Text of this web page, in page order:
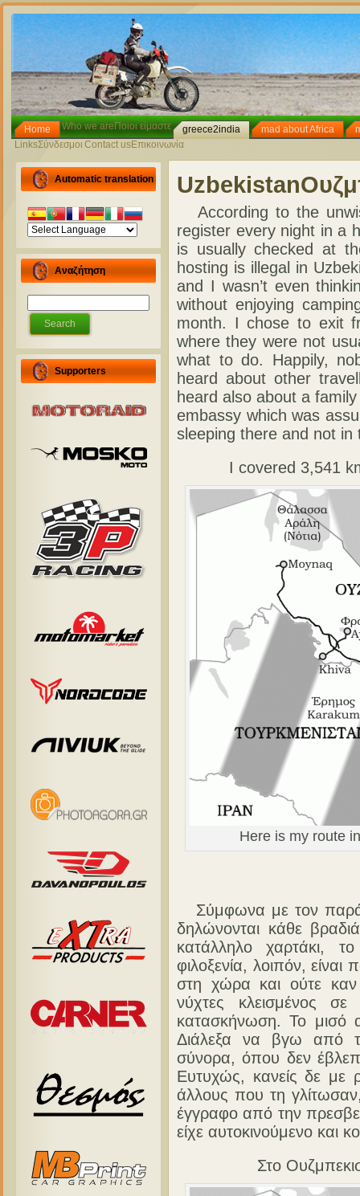
Home Who we areΠοιοι είμαστε greece2india mad about Africa
LinksΣύνδεσμοι Contact usΕπικοινωνία
Automatic translation
Αναζήτηση
Supporters
Uzbekistan
According to the
register every night in a
is usually checked at
hosting is illegal in
and I wasn’t even
without enjoying
month. I chose to exit
where they were not
what to do. Happily,
heard about other
heard also about a
embassy which was
sleeping there and not in
I covered 3,541
Here is my route
Σύμφωνα με τον
δηλώνονται κάθε
κατάλληλο χαρτάκι,
φιλοξενία, λοιπόν,
στη χώρα και ούτε
νύχτες κλεισμένος
κατασκήνωση. Το μισό
Διάλεξα να βγω από
σύνορα, όπου δεν
Ευτυχώς, κανείς δε με
άλλους που τη
έγγραφο από την
είχε αυτοκινούμενο και
Στο